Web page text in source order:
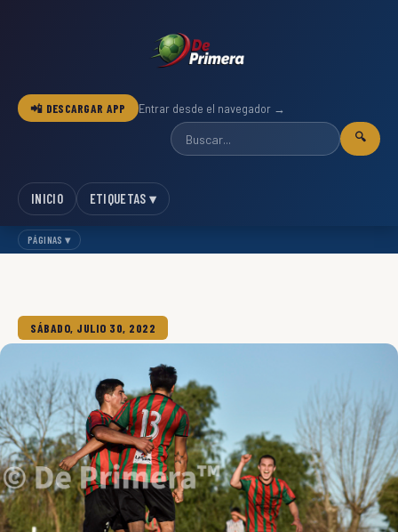
📲 DESCARGAR APP Entrar desde el navegador →
🔍
INICIO ETIQUETAS ▾
PÁGINAS ▾
SÁBADO, JULIO 30, 2022